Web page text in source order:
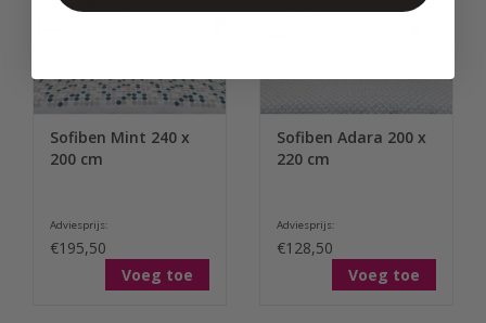
Sofiben Mint 240 x
200 cm
Adviesprijs:
€195,50
Voeg toe
Sofiben Adara 200 x
220 cm
Adviesprijs:
€128,50
Voeg toe